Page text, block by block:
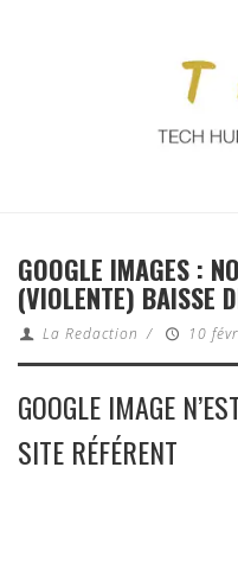
GOOGLE IMAGES :
(VIOLENTE) BAISSE
La Redaction / 10
GOOGLE IMAGE
SITE RÉFÉRENT